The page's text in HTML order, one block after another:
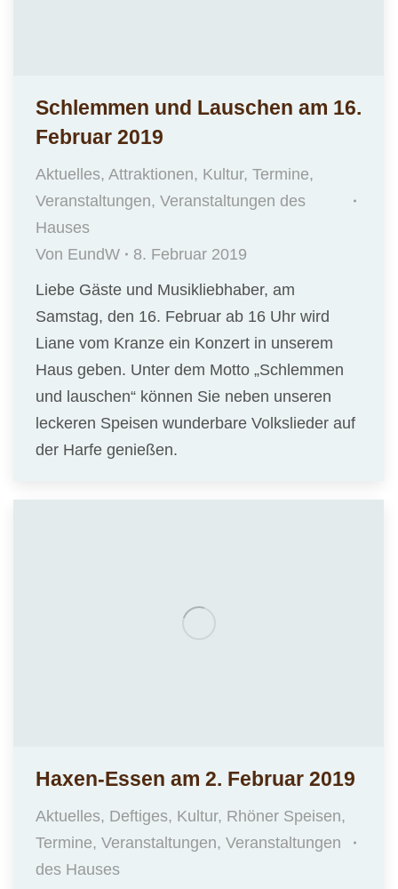
Schlemmen und Lauschen am 16.
Februar 2019
Aktuelles, Attraktionen, Kultur, Termine,
Veranstaltungen, Veranstaltungen des
Hauses
Von EundW
8. Februar 2019
Liebe Gäste und Musikliebhaber, am
Samstag, den 16. Februar ab 16 Uhr wird
Liane vom Kranze ein Konzert in unserem
Haus geben. Unter dem Motto „Schlemmen
und lauschen“ können Sie neben unseren
leckeren Speisen wunderbare Volkslieder auf
der Harfe genießen.
Haxen-Essen am 2. Februar 2019
Aktuelles, Deftiges, Kultur, Rhöner Speisen,
Termine, Veranstaltungen, Veranstaltungen
des Hauses